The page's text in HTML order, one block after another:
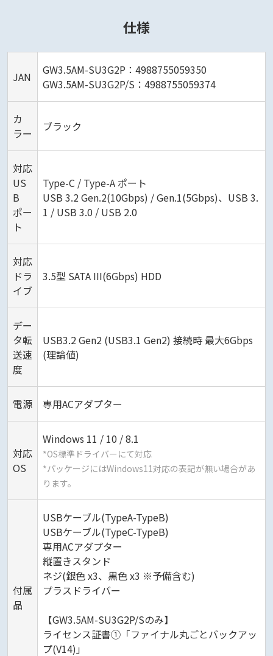
仕様
JAN
GW3.5AM-SU3G2P：4988755059350
GW3.5AM-SU3G2P/S：4988755059374
カ
ラー
ブラック
対応
US
B
ポー
ト
Type-C / Type-A ポート
USB 3.2 Gen.2(10Gbps) / Gen.1(5Gbps)、USB 3.
1 / USB 3.0 / USB 2.0
対応
ドラ
イブ
3.5型 SATA III(6Gbps) HDD
デー
タ転
送速
度
USB3.2 Gen2 (USB3.1 Gen2) 接続時 最大6Gbps
(理論値)
電源 専用ACアダプター
対応
OS
Windows 11 / 10 / 8.1
*OS標準ドライバーにて対応
*パッケージにはWindows11対応の表記が無い場合があ
ります。
付属
品
USBケーブル(TypeA-TypeB)
USBケーブル(TypeC-TypeB)
専用ACアダプター
縦置きスタンド
ネジ(銀色 x3、黒色 x3 ※予備含む)
プラスドライバー
【GW3.5AM-SU3G2P/Sのみ】
ライセンス証書①「ファイナル丸ごとバックアッ
プ(V14)」